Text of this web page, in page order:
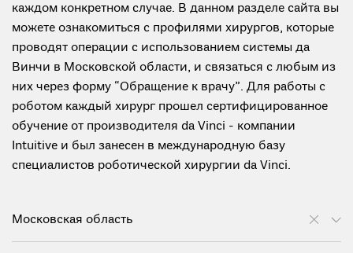
каждом конкретном случае. В данном разделе сайта вы
можете ознакомиться с профилями хирургов, которые
проводят операции с использованием системы да
Винчи в Московской области, и связаться с любым из
них через форму “Обращение к врачу”. Для работы с
роботом каждый хирург прошел сертифицированное
обучение от производителя da Vinci - компании
Intuitive и был занесен в международную базу
специалистов роботической хирургии da Vinci.
Московская область